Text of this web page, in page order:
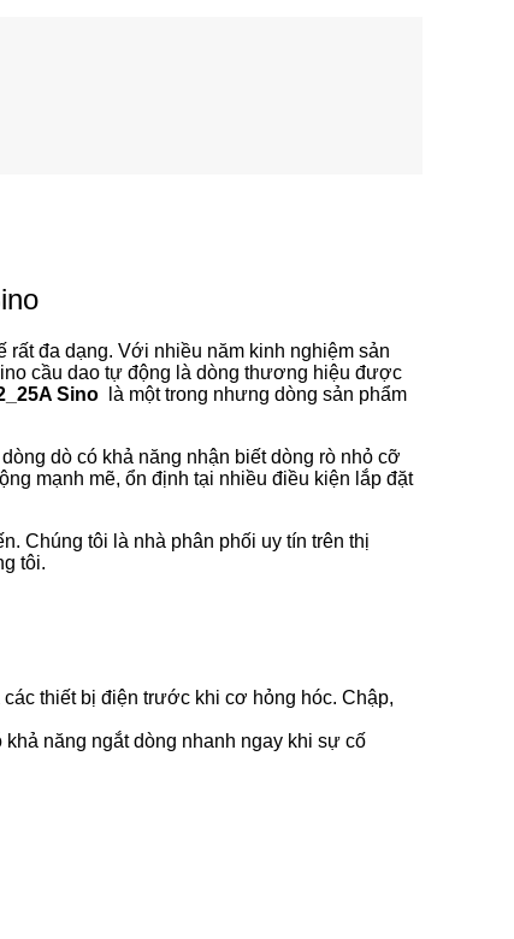
rất đa dạng. Với nhiều năm kinh nghiệm sản
cầu dao tự động là dòng thương hiệu được
Sino
là một trong nhưng dòng sản phẩm
dò có khả năng nhận biết dòng rò nhỏ cỡ
mạnh mẽ, ổn định tại nhiều điều kiện lắp đặt
Chúng tôi là nhà phân phối uy tín trên thị
tôi.
thiết bị điện trước khi cơ hỏng hóc. Chập,
năng ngắt dòng nhanh ngay khi sự cố